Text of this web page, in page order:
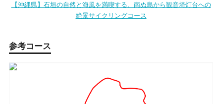
【沖縄県】石垣の自然と海風を満喫する、南ぬ島から観音埼灯台への
絶景サイクリングコース
参考コース